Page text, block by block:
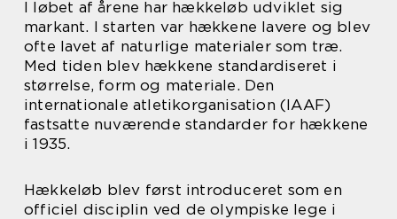
I løbet af årene har hækkeløb udviklet sig
markant. I starten var hækkene lavere og blev
ofte lavet af naturlige materialer som træ.
Med tiden blev hækkene standardiseret i
størrelse, form og materiale. Den
internationale atletikorganisation (IAAF)
fastsatte nuværende standarder for hækkene
i 1935.
Hækkeløb blev først introduceret som en
officiel disciplin ved de olympiske lege i